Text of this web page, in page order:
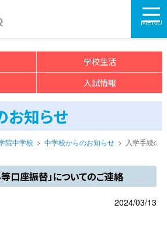
MENU
学校生活
入試情報
お知らせ
院中学校 中学校からのお知らせ 入学手続の
口座振替」についてのご連絡
2024/03/13